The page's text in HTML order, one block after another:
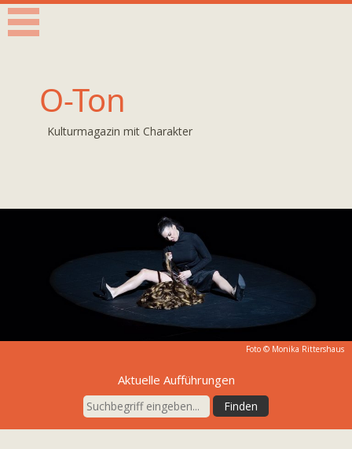
O-Ton
Kulturmagazin mit Charakter
Foto © Monika Rittershaus
Aktuelle Aufführungen